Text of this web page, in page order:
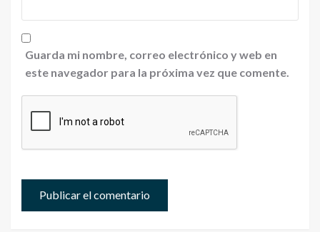
Guarda mi nombre, correo electrónico y web en
este navegador para la próxima vez que comente.